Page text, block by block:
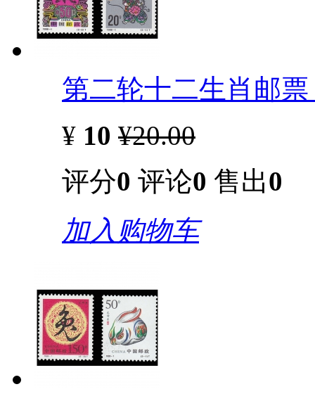
第二轮十二生肖邮
¥ 10 ¥20.00
评分0 评论0 售出0
加入购物车